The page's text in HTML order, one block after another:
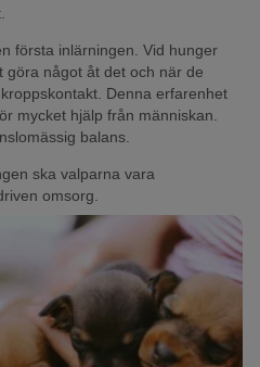
första inlärningen. Vid hunger
göra något åt det och när de
Denna erfarenhet
mycket hjälp från människan.
balans.
ska valparna vara
omsorg.